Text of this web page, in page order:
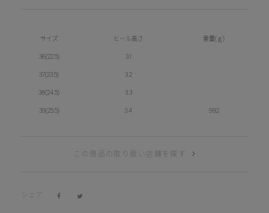
サイズ ヒール高さ 重量(ｇ)
36(22.5) 3.1
37(23.5) 3.2
38(24.5) 3.3
39(25.5) 3.4 992
この商品の取り扱い店舗を探す
シェア